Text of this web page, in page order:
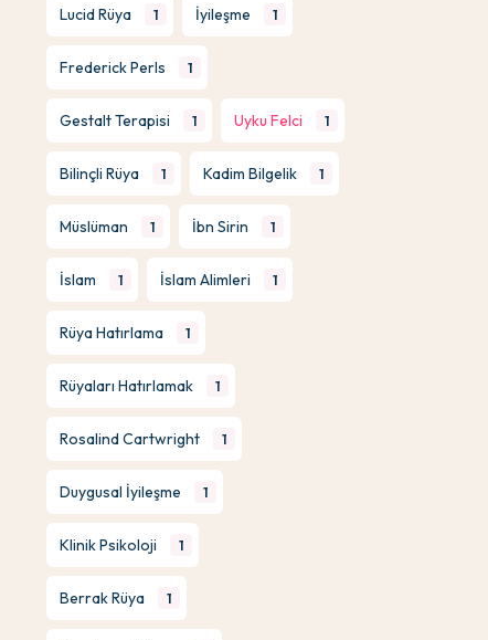
Lucid Rüya 1 İyileşme 1
Frederick Perls 1
Gestalt Terapisi 1 Uyku Felci 1
Bilinçli Rüya 1 Kadim Bilgelik 1
Müslüman 1 İbn Sirin 1
İslam 1 İslam Alimleri 1
Rüya Hatırlama 1
Rüyaları Hatırlamak 1
Rosalind Cartwright 1
Duygusal İyileşme 1
Klinik Psikoloji 1
Berrak Rüya 1